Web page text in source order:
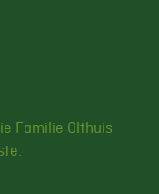
Familie Olthuis